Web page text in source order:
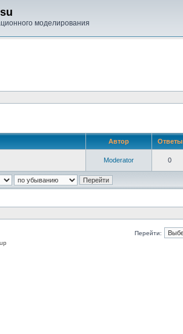
моделирования
Автор Ответы
Moderator 0
Перейти: